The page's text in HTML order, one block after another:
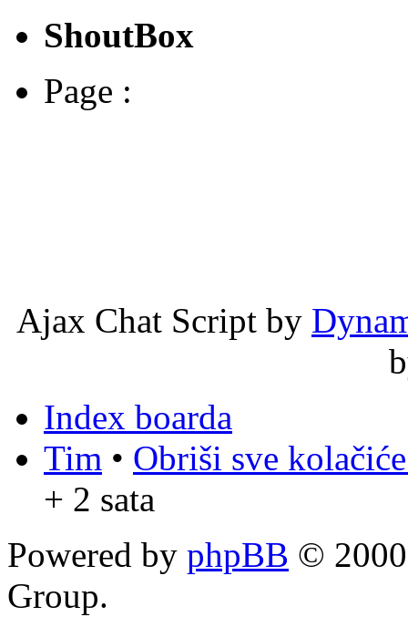
ShoutBox
Page :
Ajax Chat Script by
Index boarda
Tim • Obriši sve
+ 2 sata
Powered by phpBB ©
Group.